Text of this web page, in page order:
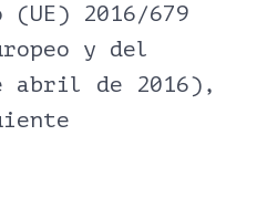
(UE) 2016/679
y del
abril de 2016),